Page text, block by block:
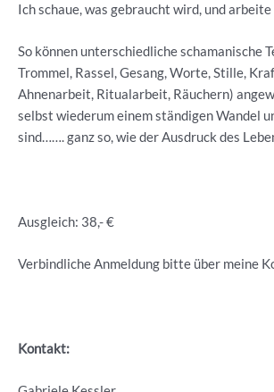
Ich schaue, was gebraucht wird, und
So können unterschiedliche schamanische
Trommel, Rassel, Gesang, Worte, Stille,
Ahnenarbeit, Ritualarbeit, Räuchern)
selbst wiederum einem ständigen Wandel
sind……. ganz so, wie der Ausdruck des
Ausgleich: 38,- €
Verbindliche Anmeldung bitte über meine
Kontakt: